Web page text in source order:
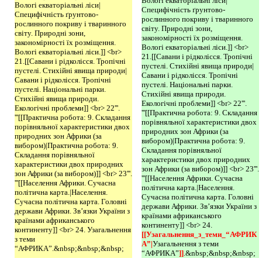
Вологі екваторіальні ліси|
Специфічність ґрунтово-
рослинного покриву і тваринного
світу. Природні зони,
закономірності їх розміщення.
Вологі екваторіальні ліси.]] <br>
21.[[Савани і рідколісся. Тропічні
пустелі. Стихійні явища природи|
Савани і рідколісся. Тропічні
пустелі. Національні парки.
Стихійні явища природи.
Екологічні проблеми]] <br> 22'''.
'''[[Практична робота: 9. Складання
порівняльної характеристики двох
природних зон Африки (за
вибором)|Практична робота: 9.
Складання порівняльної
характеристики двох природних
зон Африки (за вибором)]] <br> 23'''.
'''[[Населення Африки. Сучасна
політична карта.|Населення.
Сучасна політична карта. Головні
держави Африки. Зв’язки України з
країнами африканського
континенту]] <br> 24. Узагальнення
з теми
“АФРИКА”.&nbsp;&nbsp;&nbsp;
Специфічність ґрунтово-
рослинного покриву і тваринного
світу. Природні зони,
закономірності їх розміщення.
Вологі екваторіальні ліси.]] <br>
21.[[Савани і рідколісся. Тропічні
пустелі. Стихійні явища природи|
Савани і рідколісся. Тропічні
пустелі. Національні парки.
Стихійні явища природи.
Екологічні проблеми]] <br> 22'''.
'''[[Практична робота: 9. Складання
порівняльної характеристики двох
природних зон Африки (за
вибором)|Практична робота: 9.
Складання порівняльної
характеристики двох природних
зон Африки (за вибором)]] <br> 23'''.
'''[[Населення Африки. Сучасна
політична карта.|Населення.
Сучасна політична карта. Головні
держави Африки. Зв’язки України з
країнами африканського
континенту]] <br> 24.
[[Узагальнення_з_теми_“АФРИК
А”|Узагальнення з теми
“АФРИКА”]].&nbsp;&nbsp;&nbsp;